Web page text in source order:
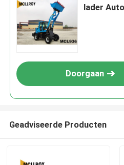
lader
Doorgaan
Geadviseerde Producten